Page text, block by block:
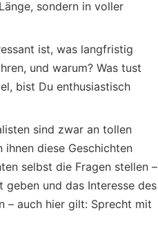
sondern in voller
ist, was langfristig
und warum? Was tust
bist Du enthusiastisch
sind zwar an tollen
diese Geschichten
selbst die Fragen stellen –
und das Interesse des
– auch hier gilt: Sprecht mit